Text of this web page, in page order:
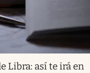
Libra: así te irá en